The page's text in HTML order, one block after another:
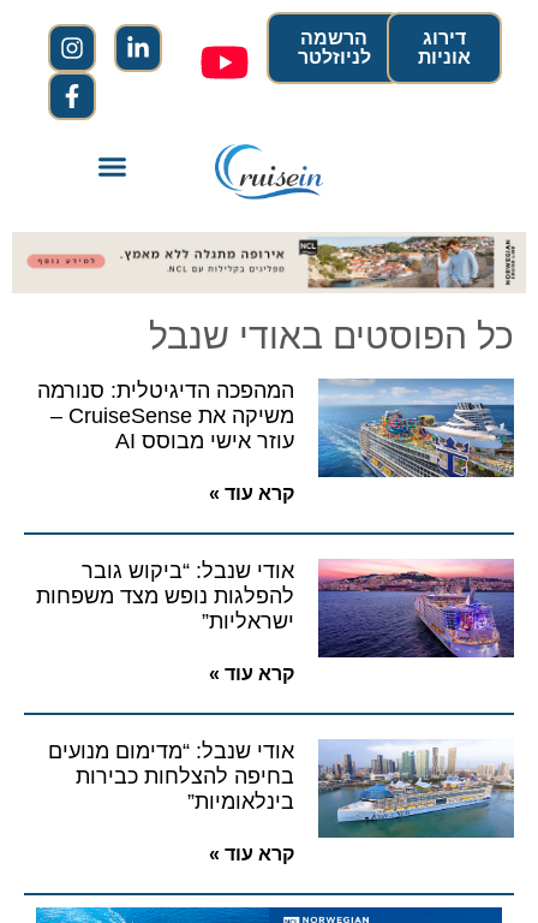
הרשמה
לניוזלטר
דירוג
אוניות
כל הפוסטים באודי שנבל
המהפכה הדיגיטלית: סנורמה
משיקה את CruiseSense –
עוזר אישי מבוסס AI
קרא עוד »
אודי שנבל: “ביקוש גובר
להפלגות נופש מצד משפחות
ישראליות”
קרא עוד »
אודי שנבל: “מדימום מנועים
בחיפה להצלחות כבירות
בינלאומיות”
קרא עוד »